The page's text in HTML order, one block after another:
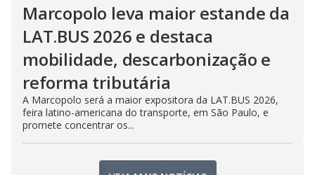
Marcopolo leva maior estande da
LAT.BUS 2026 e destaca
mobilidade, descarbonização e
reforma tributária
A Marcopolo será a maior expositora da LAT.BUS 2026,
feira latino-americana do transporte, em São Paulo, e
promete concentrar os...